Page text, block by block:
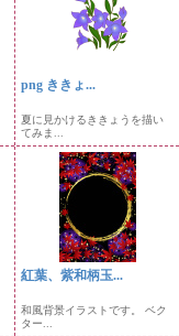
png ききょ...
夏に見かけるききょうを描い
てみま...
紅葉、紫和柄玉...
和風背景イラストです。 ベク
ター...